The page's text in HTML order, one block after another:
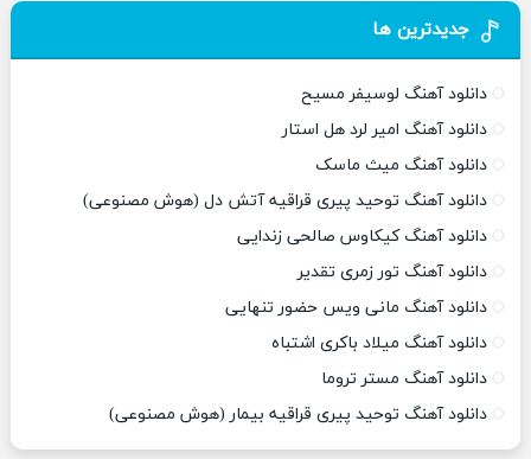
جدیدترین ها
دانلود آهنگ لوسیفر مسیح
دانلود آهنگ امیر لرد هل استار
دانلود آهنگ میث ماسک
دانلود آهنگ توحید پیری قراقیه آتش دل (هوش مصنوعی)
دانلود آهنگ کیکاوس صالحی زندایی
دانلود آهنگ تور زمری تقدیر
دانلود آهنگ مانی ویس حضور تنهایی
دانلود آهنگ میلاد باکری اشتباه
دانلود آهنگ مستر تروما
دانلود آهنگ توحید پیری قراقیه بیمار (هوش مصنوعی)